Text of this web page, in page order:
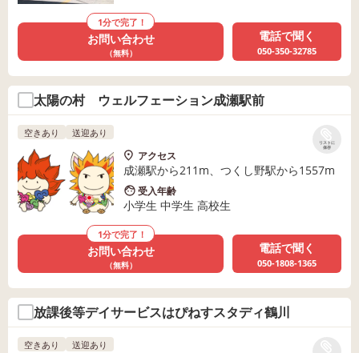
1分で完了！
お問い合わせ
（無料）
電話で聞く
050-350-32785
太陽の村 ウェルフェーション成瀬駅前
リストに
保存
空きあり 送迎あり
アクセス
成瀬駅から211m、つくし野駅から1557m
受入年齢
小学生 中学生 高校生
1分で完了！
お問い合わせ
（無料）
電話で聞く
050-1808-1365
放課後等デイサービスはぴねすスタディ鶴川
空きあり 送迎あり